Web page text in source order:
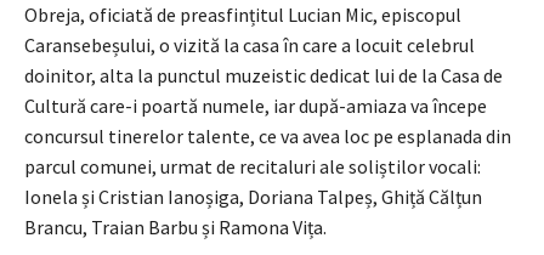
Obreja, oficiată de preasfințitul Lucian Mic, episcopul
Caransebeșului, o vizită la casa în care a locuit celebrul
doinitor, alta la punctul muzeistic dedicat lui de la Casa de
Cultură care-i poartă numele, iar după-amiaza va începe
concursul tinerelor talente, ce va avea loc pe esplanada din
parcul comunei, urmat de recitaluri ale soliștilor vocali:
Ionela și Cristian Ianoșiga, Doriana Talpeș, Ghiță Călțun
Brancu, Traian Barbu și Ramona Vița.